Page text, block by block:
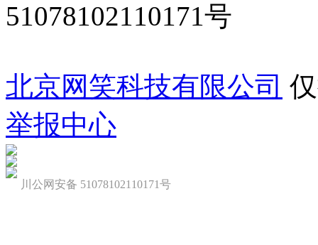
51078102110171号
北京网笑科技有限公司
举报中心
川公网安备 51078102110171号